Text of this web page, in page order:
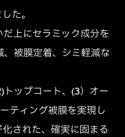
た。
上にセラミック成分を
被膜定着、シミ軽減な
トップコート、(3）オー
ティング被膜を実現し
された、確実に固まる